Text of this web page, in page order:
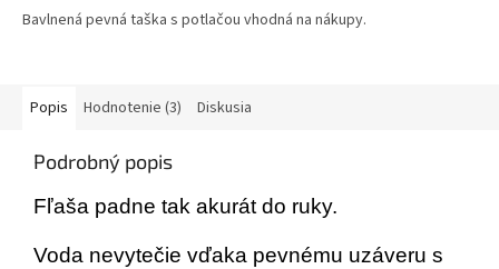
Bavlnená pevná taška s potlačou vhodná na nákupy.
Popis Hodnotenie (3) Diskusia
Podrobný popis
Fľaša padne tak akurát do ruky.
Voda nevytečie vďaka pevnému uzáveru s